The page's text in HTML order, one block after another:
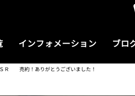
インフォメーション ブロ
ＳＲ 売約！ありがとうございました！